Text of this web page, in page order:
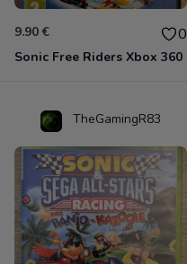
9.90 € 0
Sonic Free Riders Xbox 360
TheGamingR83